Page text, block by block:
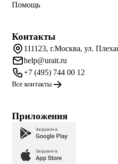
Помощь
Контакты
111123, г.Москва, ул.
help@urait.ru
+7 (495) 744 00 12
Все контакты
Приложения